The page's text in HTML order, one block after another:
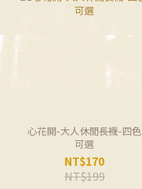
心花開-大人休閒長襪-四色
可選
NT$170
NT$199